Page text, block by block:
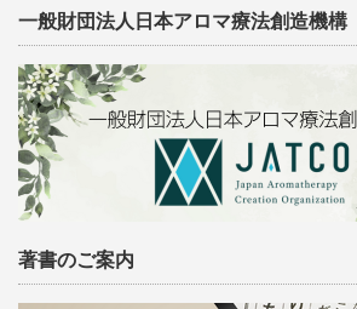
一般財団法人日本アロマ療法創造機構
著書のご案内